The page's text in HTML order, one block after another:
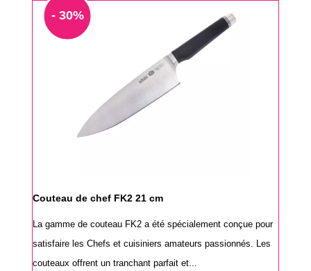
- 30%
Couteau de chef FK2 21 cm
La gamme de couteau FK2 a été spécialement conçue pour
satisfaire les Chefs et cuisiniers amateurs passionnés. Les
couteaux offrent un tranchant parfait et...